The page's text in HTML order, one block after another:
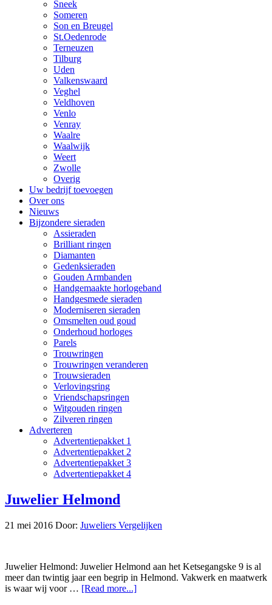
Sneek
Someren
Son en Breugel
St.Oedenrode
Terneuzen
Tilburg
Uden
Valkenswaard
Veghel
Veldhoven
Venlo
Venray
Waalre
Waalwijk
Weert
Zwolle
Overig
Uw bedrijf toevoegen
Over ons
Nieuws
Bijzondere sieraden
Assieraden
Brilliant ringen
Diamanten
Gedenksieraden
Gouden Armbanden
Handgemaakte horlogeband
Handgesmede sieraden
Moderniseren sieraden
Omsmelten oud goud
Onderhoud horloges
Parels
Trouwringen
Trouwringen veranderen
Trouwsieraden
Verlovingsring
Vriendschapsringen
Witgouden ringen
Zilveren ringen
Adverteren
Advertentiepakket 1
Advertentiepakket 2
Advertentiepakket 3
Advertentiepakket 4
Juwelier Helmond
21 mei 2016 Door: Juweliers Vergelijken
Juwelier Helmond: Juwelier Helmond aan het Ketsegangske 9 is al
meer dan twintig jaar een begrip in Helmond. Vakwerk en maatwerk
is waar wij voor … [Read more...]